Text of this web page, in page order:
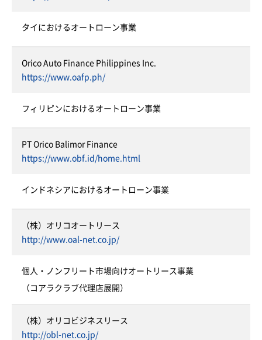
タイにおけるオートローン事業
Orico Auto Finance Philippines Inc.
https://www.oafp.ph/
フィリピンにおけるオートローン事業
PT Orico Balimor Finance
https://www.obf.id/home.html
インドネシアにおけるオートローン事業
（株）オリコオートリース
http://www.oal-net.co.jp/
個人・ノンフリート市場向けオートリース事業
（コアラクラブ代理店展開）
（株）オリコビジネスリース
http://obl-net.co.jp/